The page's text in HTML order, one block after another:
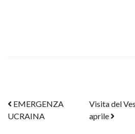
Post navigation
EMERGENZA
UCRAINA
Visita del
aprile